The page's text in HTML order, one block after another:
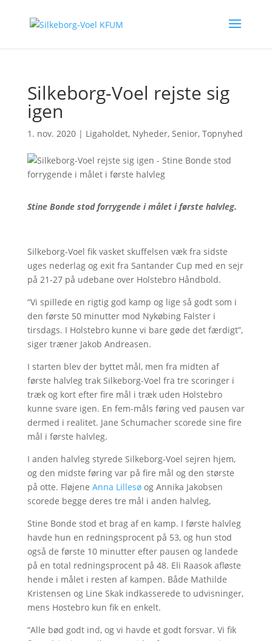
Silkeborg-Voel rejste sig
igen
1. nov. 2020| Ligaholdet, Nyheder, Senior, Topnyhed
Stine Bonde stod forrygende i målet i første halvleg.
Silkeborg-Voel fik vasket skuffelsen væk fra sidste
uges nederlag og exit fra Santander Cup med en sejr
på 21-27 på udebane over Holstebro Håndbold.
“Vi spillede en rigtig god kamp og lige så godt som i
den første 50 minutter mod Nykøbing Falster i
tirsdags. I Holstebro kunne vi bare gøde det færdigt”,
siger træner Jakob Andreasen.
I starten blev der byttet mål, men fra midten af
første halvleg trak Silkeborg-Voel fra tre scoringer i
træk og kort efter fire mål i træk uden Holstebro
kunne svare igen. En fem-måls føring ved pausen var
dermed i realitet. Jane Schumacher scorede sine fire
mål i første halvleg.
I anden halvleg styrede Silkeborg-Voel sejren hjem,
og den midste føring var på fire mål og den største
på otte. Fløjene Anna Lillesøog Annika Jakobsen
scorede begge deres tre mål i anden halvleg,
Stine Bonde stod et brag af en kamp. I første halvleg
havde hun en redningsprocent på 53, og hun stod
også de første 10 minutter efter pausen og landede
på en total redningsprocent på 48. Eli Raasok afløste
hende i målet i resten af kampen. Både Mathilde
Kristensen og Line Skak indkasserede to udvisninger,
mens Hostebro kun fik en enkelt.
“Alle bød godt ind, og vi havde et godt forsvar. Vi fik